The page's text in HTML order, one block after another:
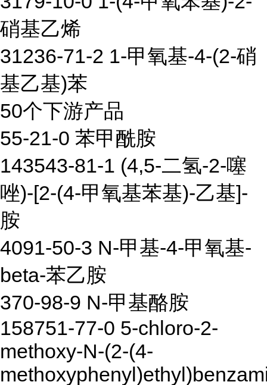
硝基乙烯
31236-71-2 1-甲氧基-4-(2-硝
基乙基)苯
50个下游产品
55-21-0 苯甲酰胺
143543-81-1 (4,5-二氢-2-噻
唑)-[2-(4-甲氧基苯基)-乙基]-
胺
4091-50-3 N-甲基-4-甲氧基-
beta-苯乙胺
370-98-9 N-甲基酪胺
158751-77-0 5-chloro-2-
methoxy-N-(2-(4-